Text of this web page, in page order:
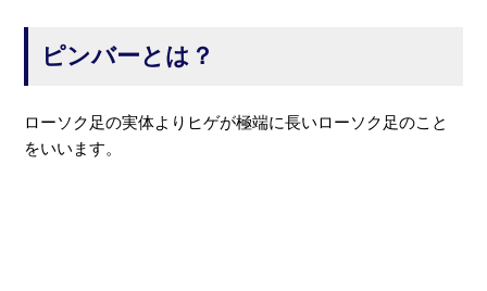
ピンバーとは？
ローソク足の実体よりヒゲが極端に長いローソク足のこと
をいいます。